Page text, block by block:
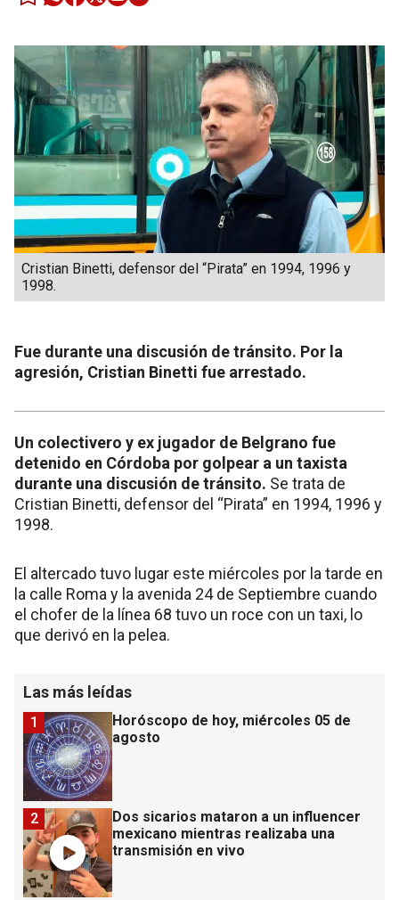
Cristian Binetti, defensor del “Pirata” en 1994, 1996 y
1998.
Fue durante una discusión de tránsito. Por la
agresión, Cristian Binetti fue arrestado.
Un colectivero y ex jugador de Belgrano fue
detenido en Córdoba por golpear a un taxista
durante una discusión de tránsito. Se trata de
Cristian Binetti, defensor del “Pirata” en 1994, 1996 y
1998.
El altercado tuvo lugar este miércoles por la tarde en
la calle Roma y la avenida 24 de Septiembre cuando
el chofer de la línea 68 tuvo un roce con un taxi, lo
que derivó en la pelea.
Las más leídas
Horóscopo de hoy, miércoles 05 de
agosto
1
Dos sicarios mataron a un influencer
mexicano mientras realizaba una
transmisión en vivo
2